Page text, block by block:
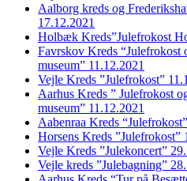
Aalborg kreds og
17.12.2021
Holbæk Kreds”Julefrokost
Favrskov Kreds “Julefrokost
museum” 11.12.2021
Vejle Kreds ”Julefrokost”
Aarhus Kreds ” Julefrokost
museum” 11.12.2021
Aabenraa Kreds
Horsens Kreds ”Julefrokost”
Vejle Kreds ”Julekoncert”
Vejle kreds ”Julebagning”